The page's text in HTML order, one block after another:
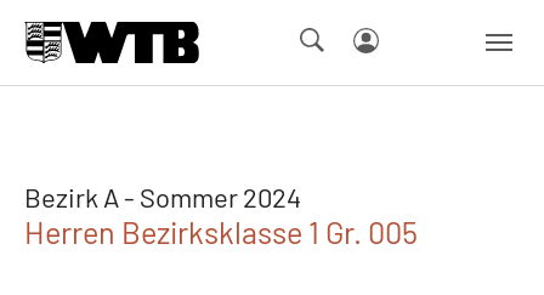
Bezirk A - Sommer 2024
Herren Bezirksklasse 1 Gr. 005